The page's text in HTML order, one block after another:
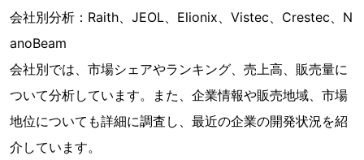
会社別分析：Raith、JEOL、Elionix、Vistec、Crestec、N
anoBeam
会社別では、市場シェアやランキング、売上高、販売量に
ついて分析しています。また、企業情報や販売地域、市場
地位についても詳細に調査し、最近の企業の開発状況を紹
介しています。